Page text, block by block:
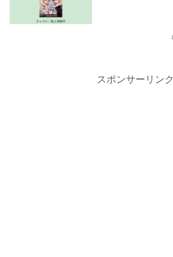
スポンサーリンク